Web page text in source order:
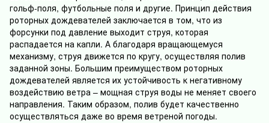
гольф-поля, футбольные поля и другие. Принцип действия
роторных дождевателей заключается в том, что из
форсунки под давление выходит струя, которая
распадается на капли. А благодаря вращающемуся
механизму, струя движется по кругу, осуществляя полив
заданной зоны. Большим преимуществом роторных
дождевателей является их устойчивость к негативному
воздействию ветра – мощная струя воды не меняет своего
направления. Таким образом, полив будет качественно
осуществляться даже во время ветреной погоды.